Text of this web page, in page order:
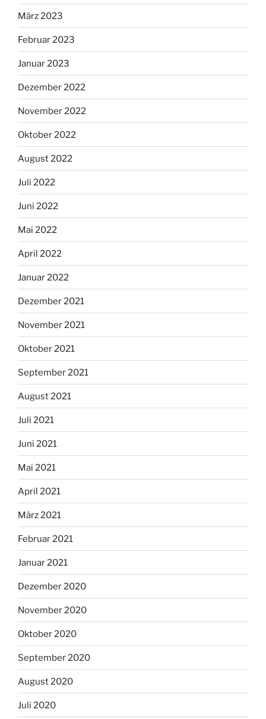
März 2023
Februar 2023
Januar 2023
Dezember 2022
November 2022
Oktober 2022
August 2022
Juli 2022
Juni 2022
Mai 2022
April 2022
Januar 2022
Dezember 2021
November 2021
Oktober 2021
September 2021
August 2021
Juli 2021
Juni 2021
Mai 2021
April 2021
März 2021
Februar 2021
Januar 2021
Dezember 2020
November 2020
Oktober 2020
September 2020
August 2020
Juli 2020